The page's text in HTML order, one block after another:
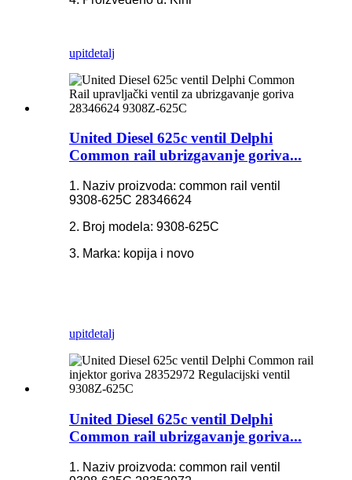
upitdetalj
United Diesel 625c ventil Delphi
Common rail ubrizgavanje goriva...
1. Naziv proizvoda: common rail ventil
9308-625C 28346624
2. Broj modela: 9308-625C
3. Marka: kopija i novo
upitdetalj
United Diesel 625c ventil Delphi
Common rail ubrizgavanje goriva...
1. Naziv proizvoda: common rail ventil